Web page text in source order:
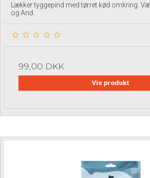
Lækker tyggepind med tørret kød omkring.
og And.
99,00 DKK
Vis produkt